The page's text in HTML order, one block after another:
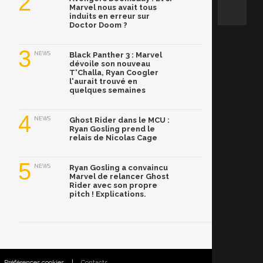
Marvel nous avait tous
induits en erreur sur
Doctor Doom ?
3 NEWS
Black Panther 3 : Marvel
dévoile son nouveau
T'Challa, Ryan Coogler
l'aurait trouvé en
quelques semaines
4 NEWS
Ghost Rider dans le MCU :
Ryan Gosling prend le
relais de Nicolas Cage
5 NEWS
Ryan Gosling a convaincu
Marvel de relancer Ghost
Rider avec son propre
pitch ! Explications.